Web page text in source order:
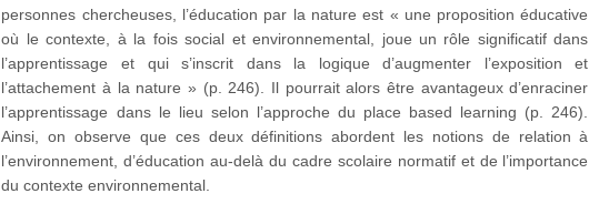
personnes chercheuses, l’éducation par la nature est « une proposition éducative
où le contexte, à la fois social et environnemental, joue un rôle significatif dans
l’apprentissage et qui s’inscrit dans la logique d’augmenter l’exposition et
l’attachement à la nature » (p. 246). Il pourrait alors être avantageux d’enraciner
l’apprentissage dans le lieu selon l’approche du place based learning (p. 246).
Ainsi, on observe que ces deux définitions abordent les notions de relation à
l’environnement, d’éducation au-delà du cadre scolaire normatif et de l’importance
du contexte environnemental.